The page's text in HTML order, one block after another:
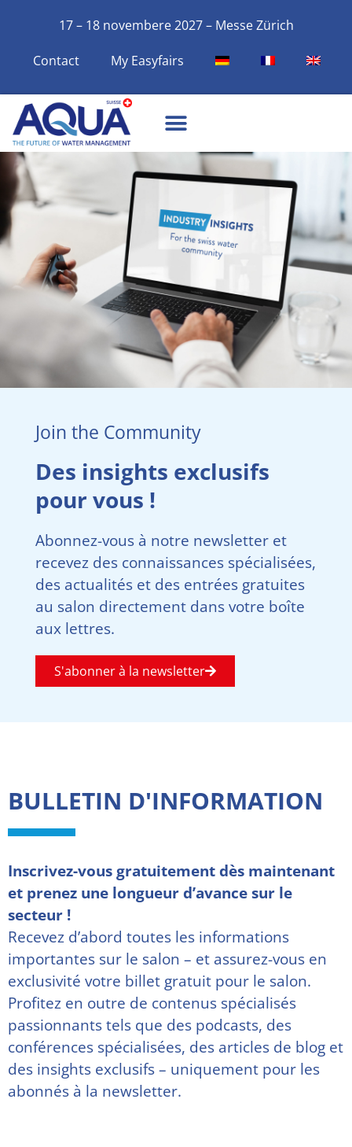
17 – 18 novembere 2027 – Messe Zürich
Contact My Easyfairs
Join the Community
Des insights exclusifs
pour vous !
Abonnez-vous à notre newsletter et
recevez des connaissances spécialisées,
des actualités et des entrées gratuites
au salon directement dans votre boîte
aux lettres.
S'abonner à la newsletter
BULLETIN D'INFORMATION
Inscrivez-vous gratuitement dès maintenant
et prenez une longueur d’avance sur le
secteur !
Recevez d’abord toutes les informations
importantes sur le salon – et assurez-vous en
exclusivité votre billet gratuit pour le salon.
Profitez en outre de contenus spécialisés
passionnants tels que des podcasts, des
conférences spécialisées, des articles de blog et
des insights exclusifs – uniquement pour les
abonnés à la newsletter.